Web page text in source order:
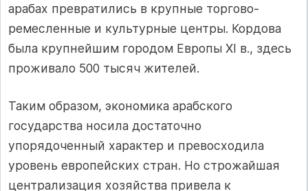
арабах превратились в крупные торгово-
ремесленные и культурные центры. Кордова
была крупнейшим городом Европы XI в., здесь
проживало 500 тысяч жителей.
Таким образом, экономика арабского
государства носила достаточно
упорядоченный характер и превосходила
уровень европейских стран. Но строжайшая
централизация хозяйства привела к